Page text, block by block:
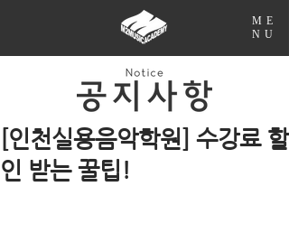
ME
NU
[인천실용음악학원] 수강료 할
인 받는 꿀팁!